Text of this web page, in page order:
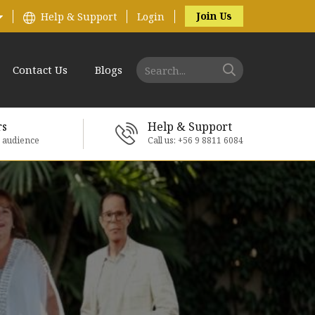
Help & Support Login Join Us
Contact Us Blogs
Help & Support
Call us: +56 9 8811 6084